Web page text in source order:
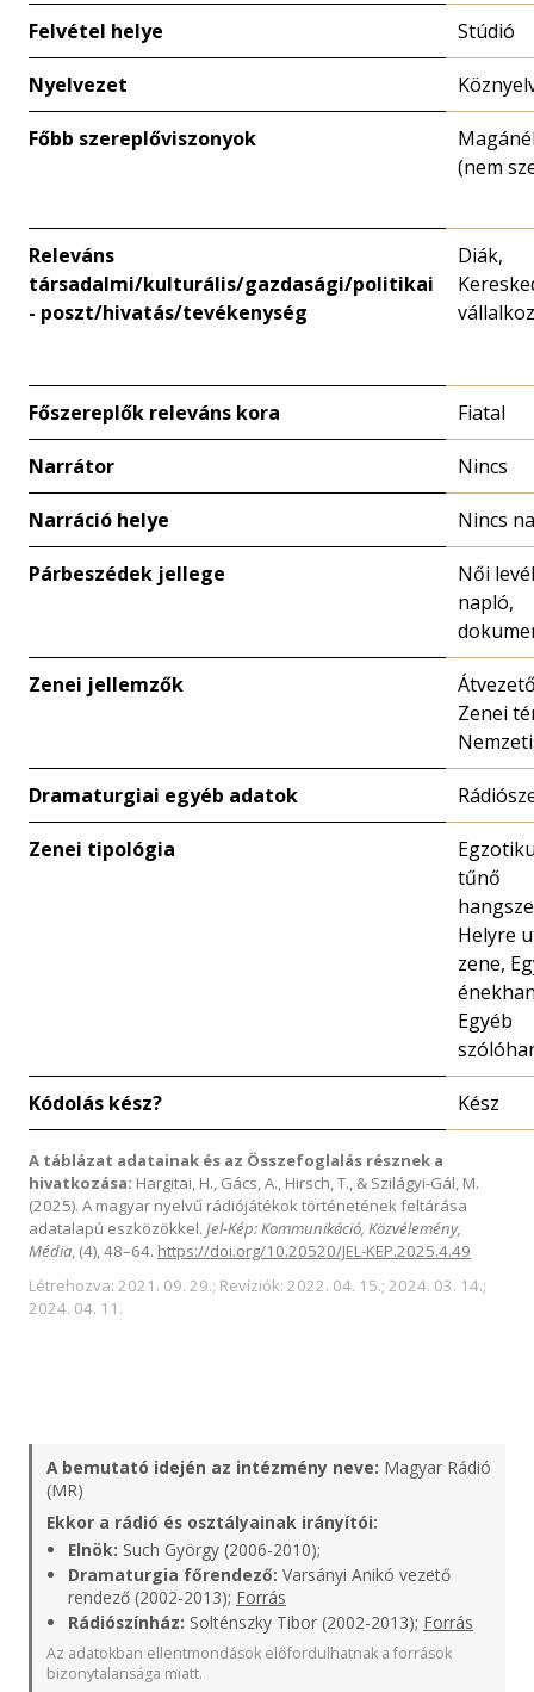
Felvétel helye Stúdió
Nyelvezet
Főbb szereplőviszonyok
(nem
Releváns
társadalmi/kulturális/gazdasági/politikai
- poszt/hivatás/tevékenység
Diák,
Főszereplők releváns kora Fiatal
Narrátor Nincs
Narráció helye Nincs
Párbeszédek jellege
Női
napló,
Zenei jellemzők
Zenei
Dramaturgiai egyéb adatok
Zenei tipológia
tűnő
Helyre
zene,
Egyéb
Kódolás kész? Kész
A táblázat adatainak és az Összefoglalás résznek a
hivatkozása: Hargitai, H., Gács, A., Hirsch, T., & Szilágyi-Gál, M.
(2025). A magyar nyelvű rádiójátékok történetének feltárása
adatalapú eszközökkel. Jel-Kép: Kommunikáció, Közvélemény,
Média, (4), 48–64. https://doi.org/10.20520/JEL-KEP.2025.4.49
Létrehozva: 2021. 09. 29.; Revíziók: 2022. 04. 15.; 2024. 03. 14.;
2024. 04. 11.
A bemutató idején az intézmény neve: Magyar Rádió
(MR)
Ekkor a rádió és osztályainak irányítói:
Elnök: Such György (2006-2010);
Dramaturgia főrendező: Varsányi Anikó vezető
rendező (2002-2013); Forrás
Rádiószínház: Solténszky Tibor (2002-2013); Forrás
Az adatokban ellentmondások előfordulhatnak a források
bizonytalansága miatt.